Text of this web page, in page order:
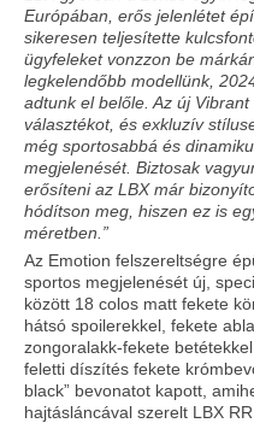
Európában, erős jelenlétet
sikeresen teljesítette
ügyfeleket vonzzon be
legkelendőbb modellünk,
adtunk el belőle. Az új
választékot, és exkluzív
még sportosabbá és
megjelenését. Biztosak
erősíteni az LBX már
hódítson meg, hiszen ez is
méretben.”
Az Emotion felszereltségre
sportos megjelenését új,
között 18 colos matt fekete
hátsó spoilerekkel, fekete
zongoralakk-fekete
feletti díszítés fekete
black” bevonatot kapott,
hajtásláncával szerelt LBX